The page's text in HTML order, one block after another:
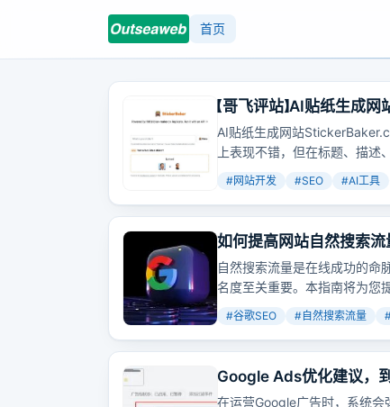
首页
【哥飞评站】AI贴纸生成
AI贴纸生成网站
上表现不错，但在标题、描述
名和吸引流量。
#网站开发 #SEO #AI工具
如何提高网站自然搜索
自然搜索流量是在线成功的命
名度至关重要。本指南将为您
您的网站。
#谷歌SEO #自然搜索流量
Google Ads优化建议，
在运营Google广告时，系统会